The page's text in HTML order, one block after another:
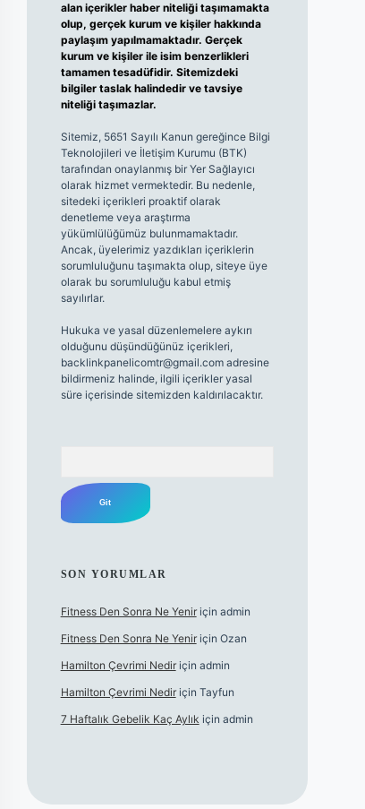
alan içerikler haber niteliği taşımamakta
olup, gerçek kurum ve kişiler hakkında
paylaşım yapılmamaktadır. Gerçek
kurum ve kişiler ile isim benzerlikleri
tamamen tesadüfidir. Sitemizdeki
bilgiler taslak halindedir ve tavsiye
niteliği taşımazlar.
Sitemiz, 5651 Sayılı Kanun gereğince Bilgi
Teknolojileri ve İletişim Kurumu (BTK)
tarafından onaylanmış bir Yer Sağlayıcı
olarak hizmet vermektedir. Bu nedenle,
sitedeki içerikleri proaktif olarak
denetleme veya araştırma
yükümlülüğümüz bulunmamaktadır.
Ancak, üyelerimiz yazdıkları içeriklerin
sorumluluğunu taşımakta olup, siteye üye
olarak bu sorumluluğu kabul etmiş
sayılırlar.
Hukuka ve yasal düzenlemelere aykırı
olduğunu düşündüğünüz içerikleri,
backlinkpanelicomtr@gmail.comadresine
bildirmeniz halinde, ilgili içerikler yasal
süre içerisinde sitemizden kaldırılacaktır.
SON YORUMLAR
Fitness Den Sonra Ne Yeniriçin admin
Fitness Den Sonra Ne Yeniriçin Ozan
Hamilton Çevrimi Nediriçin admin
Hamilton Çevrimi Nediriçin Tayfun
7 Haftalık Gebelik Kaç Aylık için admin